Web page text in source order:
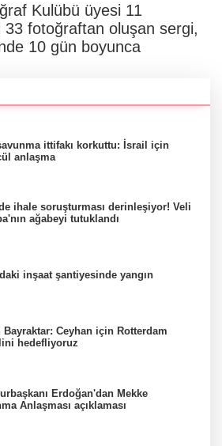
Kulübü üyesi 11
33 fotoğraftan oluşan sergi,
10 gün boyunca
ittifakı korkuttu: İsrail için
anlaşma
ihale soruşturması derinleşiyor! Veli
ağabeyi tutuklandı
inşaat şantiyesinde yangın
Bayraktar: Ceyhan için Rotterdam
hedefliyoruz
Erdoğan'dan Mekke
Anlaşması açıklaması